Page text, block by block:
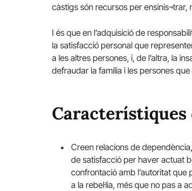
càstigs són recursos per ensinis¬trar,
I és que en l’adquisició de
la satisfacció personal que
a les altres persones, i, de l’altra, la
defraudar la família i les persones que
Característiques
Creen relacions de
de satisfacció per haver actuat
confrontació amb l’autoritat que
a la rebel·lia, més que no pas a